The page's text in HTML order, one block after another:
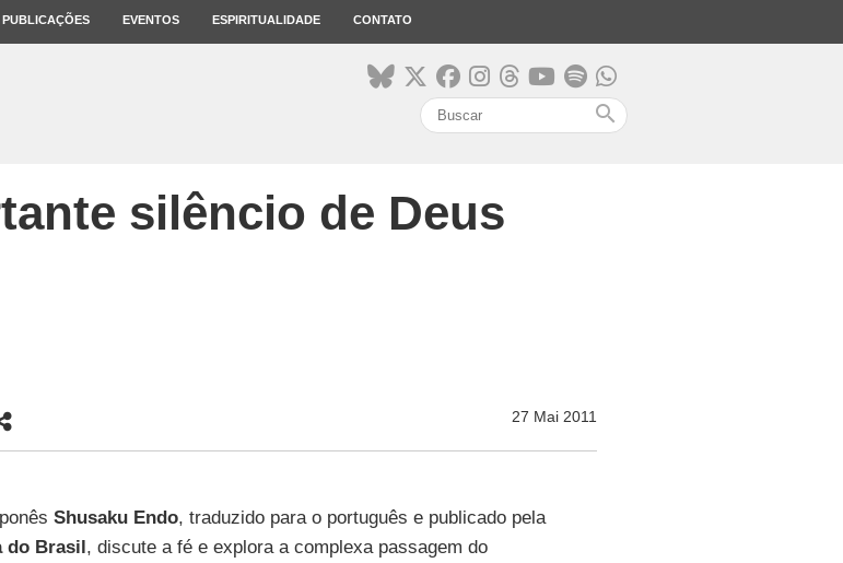
PUBLICAÇÕES EVENTOS ESPIRITUALIDADE CONTATO
search
silêncio de Deus
27 Mai 2011
Shusaku Endo, traduzido para o português e publicado pela
do Brasil, discute a fé e explora a complexa passagem do